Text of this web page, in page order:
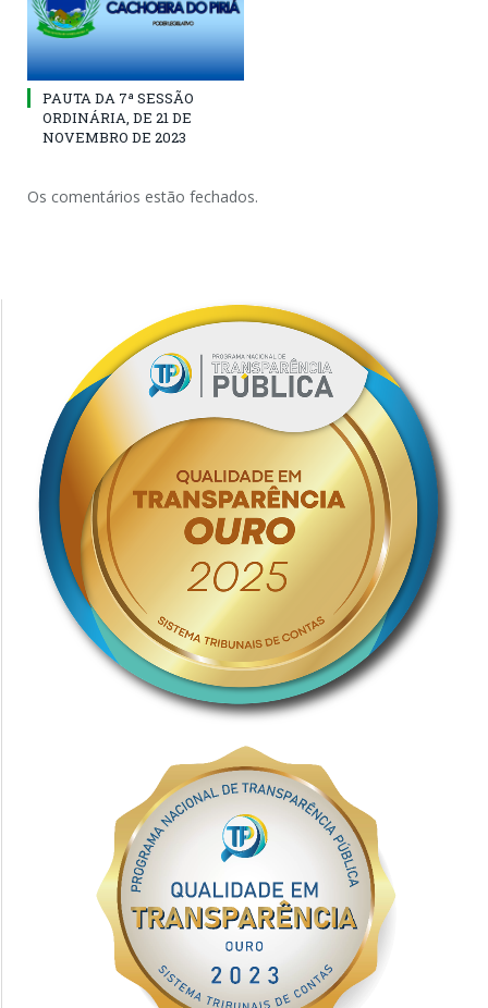
PAUTA DA 7ª SESSÃO
ORDINÁRIA, DE 21 DE
NOVEMBRO DE 2023
Os comentários estão fechados.